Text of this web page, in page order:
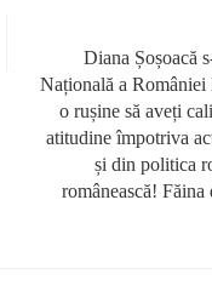
Diana Șoșoacă
Națională a României
o rușine să aveți
atitudine împotriva
și din politica
românească! Făina